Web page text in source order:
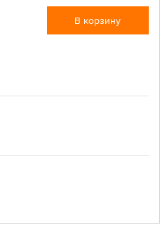
В корзину